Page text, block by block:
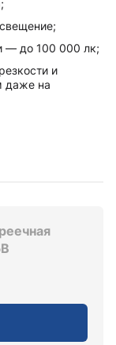
— до 100 000 лк;
и
даже на